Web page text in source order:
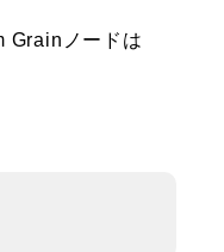
Grainノードは